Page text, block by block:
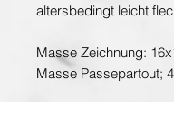
altersbedingt leicht
Masse Zeichnung:
Masse Passepartout;